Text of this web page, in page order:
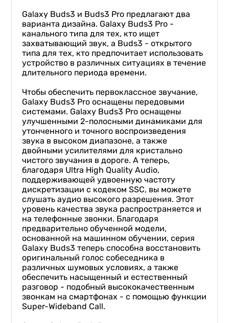
Galaxy Buds3 и Buds3 Pro предлагают два
варианта дизайна. Galaxy Buds3 Pro -
канального типа для тех, кто ищет
захватывающий звук, а Buds3 - открытого
типа для тех, кто предпочитает использовать
устройство в различных ситуациях в течение
длительного периода времени.
Чтобы обеспечить первоклассное звучание,
Galaxy Buds3 Pro оснащены передовыми
системами. Galaxy Buds3 Pro оснащены
улучшенными 2-полосными динамиками для
утонченного и точного воспроизведения
звука в высоком диапазоне, а также
двойными усилителями для кристально
чистого звучания в дороге. А теперь,
благодаря Ultra High Quality Audio,
поддерживающей удвоенную частоту
дискретизации с кодеком SSC, вы можете
слушать аудио высокого разрешения. Этот
уровень качества звука распространяется и
на телефонные звонки. Благодаря
предварительно обученной модели,
основанной на машинном обучении, серия
Galaxy Buds3 теперь способна восстановить
оригинальный голос собеседника в
различных шумовых условиях, а также
обеспечить насыщенный и естественный
разговор - подобный высококачественным
звонкам на смартфонах - с помощью функции
Super-Wideband Call.